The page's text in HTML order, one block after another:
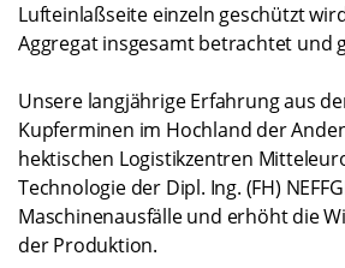
Lufteinlaßseite einzeln geschützt
Aggregat insgesamt betrachtet und
Unsere langjährige Erfahrung aus
Kupferminen im Hochland der
hektischen Logistikzentren
Technologie der Dipl. Ing. (FH)
Maschinenausfälle und erhöht die
der Produktion.